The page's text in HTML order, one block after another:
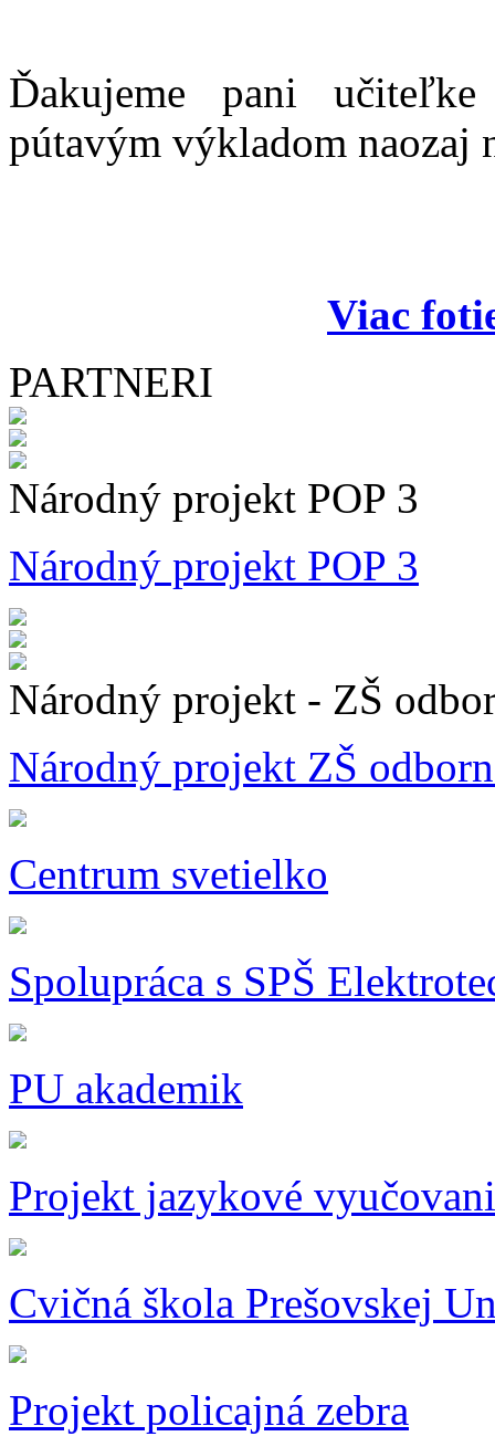
Ďakujeme pani
pútavým výkladom naozaj
Viac
PARTNERI
Národný projekt POP 3
Národný projekt POP 3
Národný projekt - ZŠ
Národný projekt ZŠ
Centrum svetielko
Spolupráca s SPŠ
PU akademik
Projekt jazykové
Cvičná škola Prešovskej
Projekt policajná zebra